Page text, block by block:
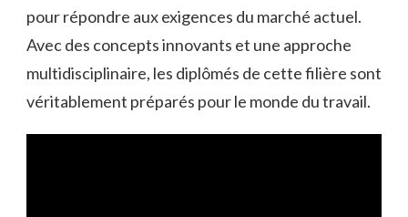
pour répondre aux exigences du marché actuel.
Avec des concepts innovants et une approche
multidisciplinaire, les diplômés de cette filière sont
véritablement préparés pour le monde du travail.